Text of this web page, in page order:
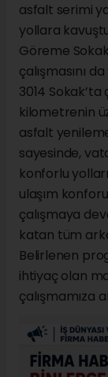
asfalt serimi
yollara
Göreme
çalışmasını
3014 Sokak’ta
kilometrenin
asfalt
sayesinde,
konforlu
ulaşım
çalışmaya
katan tüm
Belirlenen
ihtiyaç olan
çalışmamıza